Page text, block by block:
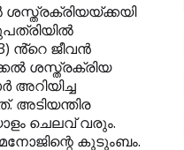
ൻ്റെ ജീവൻ
ശസ്ത്രക്രിയ
അറിയിച്ച
അടിയന്തിര
ചെലവ് വരും.
കുടുംബം.